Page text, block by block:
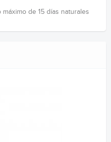
de 15 días naturales